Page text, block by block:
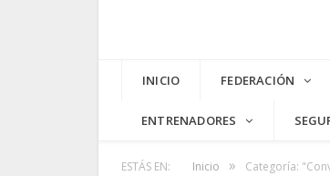
INICIO FEDERACIÓN
ENTRENADORES
ESTÁS EN: Inicio » Categoría: